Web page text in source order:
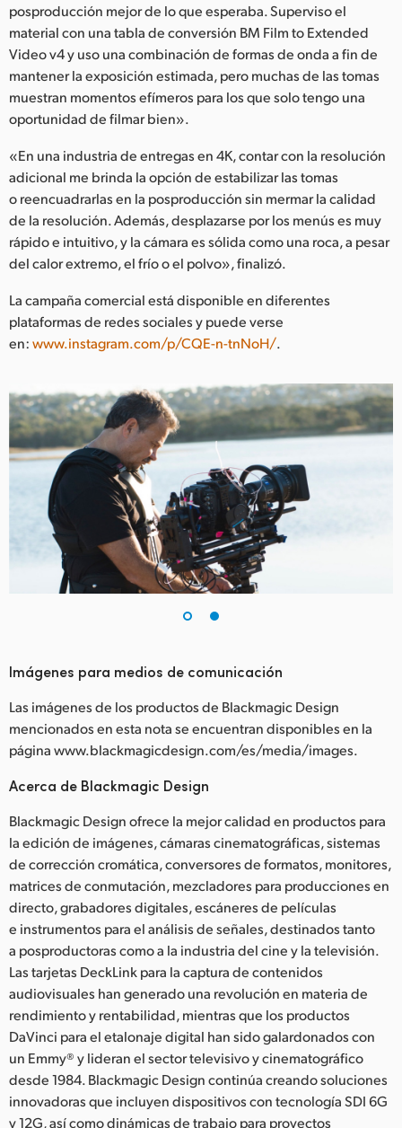
posproducción mejor de lo que esperaba. Superviso el
material con una tabla de conversión BM Film to Extended
Video v4 y uso una combinación de formas de onda a fin de
mantener la exposición estimada, pero muchas de las tomas
muestran momentos efímeros para los que solo tengo una
oportunidad de filmar bien».
«En una industria de entregas en 4K, contar con la resolución
adicional me brinda la opción de estabilizar las tomas
o reencuadrarlas en la posproducción sin mermar la calidad
de la resolución. Además, desplazarse por los menús es muy
rápido e intuitivo, y la cámara es sólida como una roca, a pesar
del calor extremo, el frío o el polvo», finalizó.
La campaña comercial está disponible en diferentes
plataformas de redes sociales y puede verse
en:www.instagram.com/p/CQE-n-tnNoH/.
Imágenes para medios de comunicación
Las imágenes de los productos de Blackmagic Design
mencionados en esta nota se encuentran disponibles en la
página www.blackmagicdesign.com/es/media/images.
Acerca de Blackmagic Design
Blackmagic Design ofrece la mejor calidad en productos para
la edición de imágenes, cámaras cinematográficas, sistemas
de corrección cromática, conversores de formatos, monitores,
matrices de conmutación, mezcladores para producciones en
directo, grabadores digitales, escáneres de películas
e instrumentos para el análisis de señales, destinados tanto
a posproductoras como a la industria del cine y la televisión.
Las tarjetas DeckLink para la captura de contenidos
audiovisuales han generado una revolución en materia de
rendimiento y rentabilidad, mientras que los productos
DaVinci para el etalonaje digital han sido galardonados con
un Emmy® y lideran el sector televisivo y cinematográfico
desde 1984. Blackmagic Design continúa creando soluciones
innovadoras que incluyen dispositivos con tecnología SDI 6G
y 12G, así como dinámicas de trabajo para proyectos